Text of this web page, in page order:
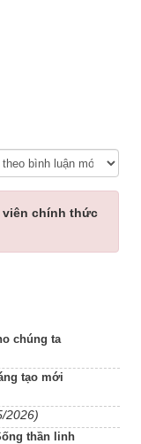
viên chính thức
chúng ta
tạo mới
2026)
thần linh